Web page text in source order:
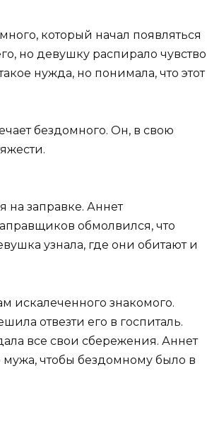
который начал появляться
но девушку распирало чувство
нужда, но понимала, что этот
бездомного. Он, в свою
на заправке. Аннет
обмолвился, что
узнала, где они обитают и
искалеченного знакомого.
отвезти его в госпиталь.
все свои сбережения. Аннет
чтобы бездомному было в